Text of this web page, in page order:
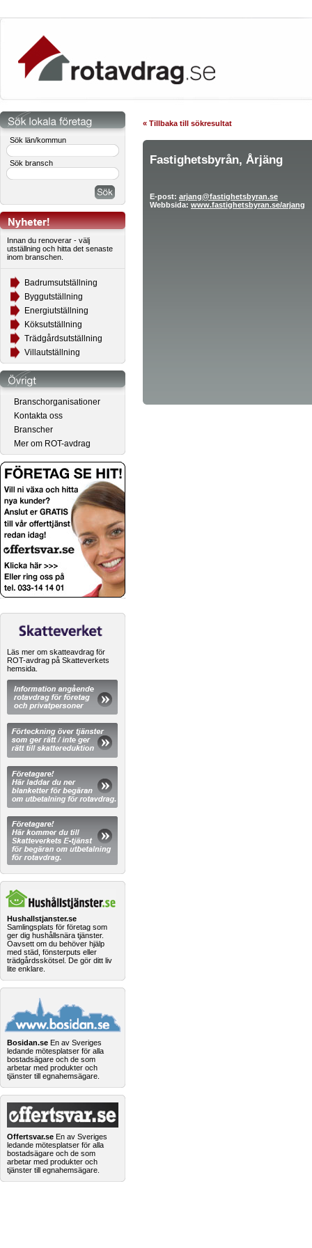
Sök län/kommun
Sök bransch
Innan du renoverar - välj
utställning och hitta det senaste
inom branschen.
Badrumsutställning
Byggutställning
Energiutställning
Köksutställning
Trädgårdsutställning
Villautställning
Branschorganisationer
Kontakta oss
Branscher
Mer om ROT-avdrag
Läs mer om skatteavdrag för
ROT-avdrag på Skatteverkets
hemsida.
Hushallstjanster.se
Samlingsplats för företag som
ger dig hushållsnära tjänster.
Oavsett om du behöver hjälp
med städ, fönsterputs eller
trädgårdsskötsel. De gör ditt liv
lite enklare.
Bosidan.se En av Sveriges
ledande mötesplatser för alla
bostadsägare och de som
arbetar med produkter och
tjänster till egnahemsägare.
Offertsvar.se En av Sveriges
ledande mötesplatser för alla
bostadsägare och de som
arbetar med produkter och
tjänster till egnahemsägare.
« Tillbaka till sökresultat
Fastighetsbyrån, Årjäng
E-post: arjang@fastighetsbyran.se
Webbsida: www.fastighetsbyran.se/arjang